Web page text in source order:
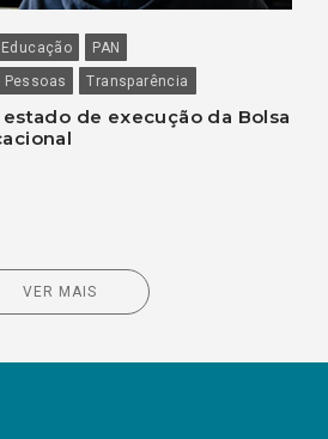
Educação
PAN
Pessoas Transparência
de execução da Bolsa
VER MAIS